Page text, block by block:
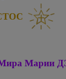
МираМарии